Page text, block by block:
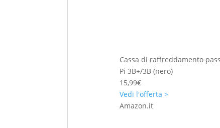
Cassa di raffreddamento
Pi 3B+/3B (nero)
15,99€
Vedi l'offerta >
Amazon.it